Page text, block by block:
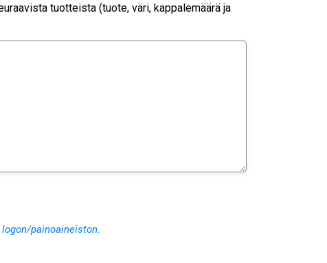
tuotteista (tuote, väri, kappalemäärä ja
painoaineiston.